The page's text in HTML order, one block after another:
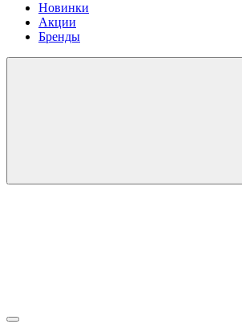
Новинки
Акции
Бренды